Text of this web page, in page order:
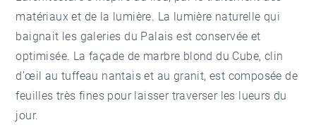
matériaux et de la lumière. La lumière naturelle qui
baignait les galeries du Palais est conservée et
optimisée. La façade de marbre blond du Cube, clin
d’œil au tuffeau nantais et au granit, est composée de
feuilles très fines pour laisser traverser les lueurs du
jour.